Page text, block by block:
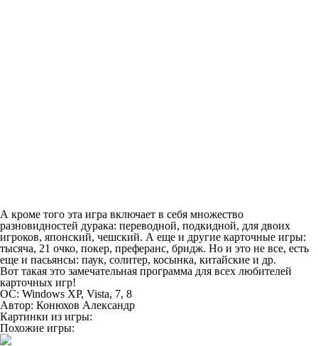
А кроме того эта игра включает в себя множество
разновидностей дурака: переводной, подкидной, для двоих
игроков, японский, чешский. А еще и другие карточные игры:
тысяча, 21 очко, покер, преферанс, бридж. Но и это не все, есть
еще и пасьянсы: паук, солитер, косынка, китайские и др.
Вот такая это замечательная программа для всех любителей
карточных игр!
ОС: Windows XP, Vista, 7, 8
Автор: Конюхов Александр
Картинки из игры:
Похожие игры: